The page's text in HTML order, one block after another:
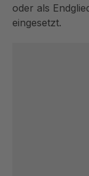
oder als
eingesetzt.